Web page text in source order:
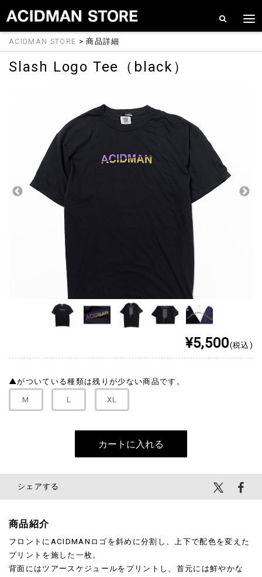
ACIDMAN STORE > 商品詳細
Slash Logo Tee（black）
¥5,500(税込)
▲がついている種類は残りが少ない商品です。
M L XL
シェアする
商品紹介
フロントにACIDMANロゴを斜めに分割し、上下で配色を変えた
プリントを施した一枚。
背面にはツアースケジュールをプリントし、首元には鮮やかな